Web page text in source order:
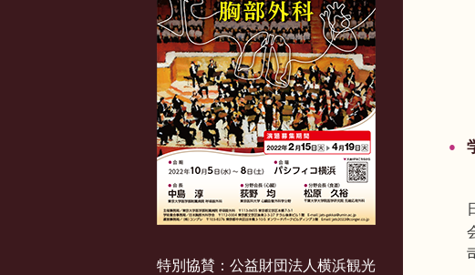
特別協賛：公益財団法人横浜観光